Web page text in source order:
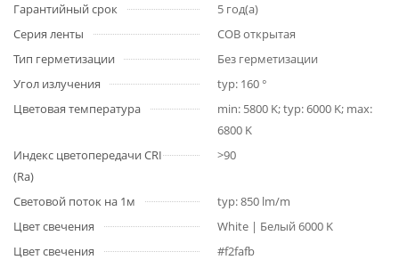
Гарантийный срок
5 год(а)
Серия ленты
COB открытая
Тип герметизации
Без герметизации
Угол излучения
typ: 160 °
Цветовая температура
min: 5800 K; typ: 6000 K; max:
6800 K
Индекс цветопередачи CRI
(Ra)
>90
Световой поток на 1м
typ: 850 lm/m
Цвет свечения
White | Белый 6000 K
Цвет свечения
#f2fafb